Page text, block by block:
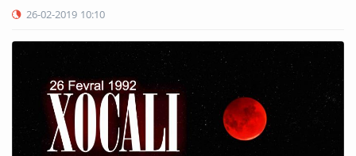
26-02-2019 10:10